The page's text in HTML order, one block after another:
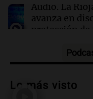
Audio. La
avanza en
protección de
Audio.Los
carnaval el
Lo más visto